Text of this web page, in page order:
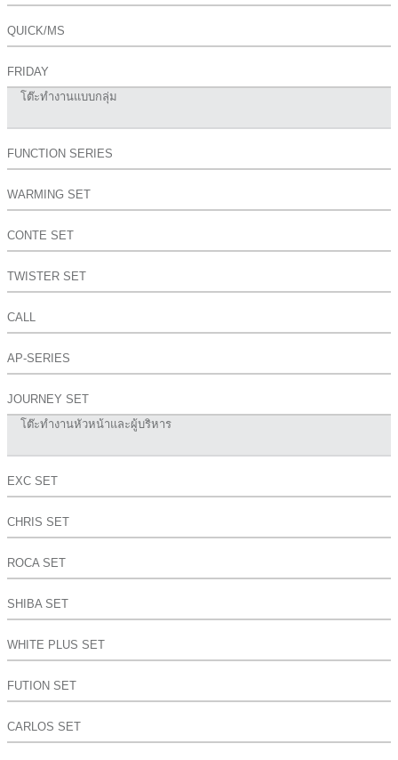
QUICK/MS
FRIDAY
โต๊ะทำงานแบบกลุ่ม
FUNCTION SERIES
WARMING SET
CONTE SET
TWISTER SET
CALL
AP-SERIES
JOURNEY SET
โต๊ะทำงานหัวหน้าและผู้บริหาร
EXC SET
CHRIS SET
ROCA SET
SHIBA SET
WHITE PLUS SET
FUTION SET
CARLOS SET